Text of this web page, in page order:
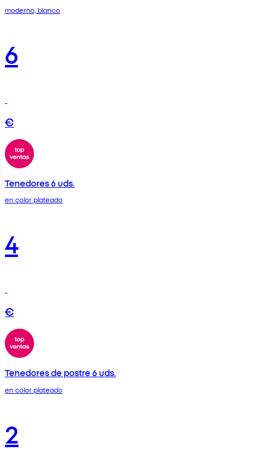
moderno, blanco
6
€
Tenedores 6 uds.
en color plateado
4
€
Tenedores de postre 6 uds.
en color plateado
2